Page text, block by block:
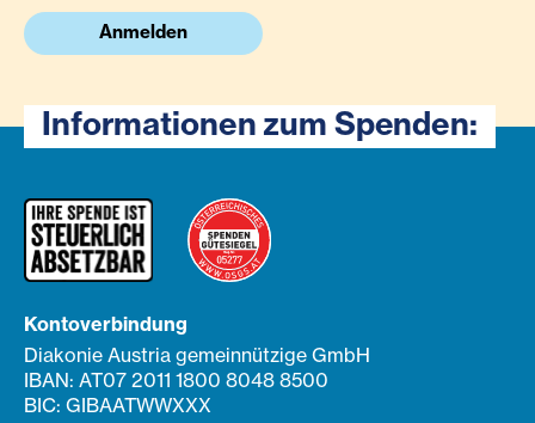
Anmelden
Informationen zum Spenden:
Kontoverbindung
Diakonie Austria gemeinnützige GmbH
IBAN: AT07 2011 1800 8048 8500
BIC: GIBAATWWXXX